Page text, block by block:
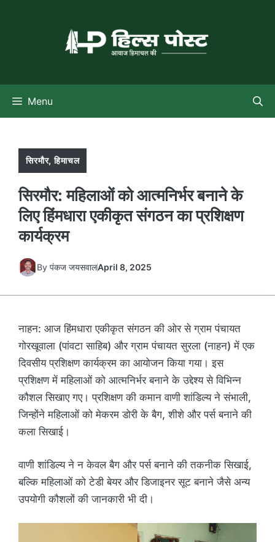
Menu
सिरमौर,हिमाचल
सिरमौर: महिलाओं को आत्मनिर्भर बनाने के
लिए हिंमधारा एकीकृत संगठन का प्रशिक्षण
कार्यक्रम
By पंकज जयसवालApril 8, 2025
नाहन: आज हिंमधारा एकीकृत संगठन की ओर से ग्राम पंचायत
गोरखूवाला (पांवटा साहिब) और ग्राम पंचायत सुरला (नाहन) में एक
दिवसीय प्रशिक्षण कार्यक्रम का आयोजन किया गया। इस
प्रशिक्षण में महिलाओं को आत्मनिर्भर बनाने के उद्देश्य से विभिन्न
कौशल सिखाए गए। प्रशिक्षण की कमान वाणी शांडिल्य ने संभाली,
जिन्होंने महिलाओं को मेकरम डोरी के बैग, शीशे और पर्स बनाने की
कला सिखाई।
वाणी शांडिल्य ने न केवल बैग और पर्स बनाने की तकनीक सिखाई,
बल्कि महिलाओं को टेडी बेयर और डिजाइनर सूट बनाने जैसे अन्य
उपयोगी कौशलों की जानकारी भी दी।